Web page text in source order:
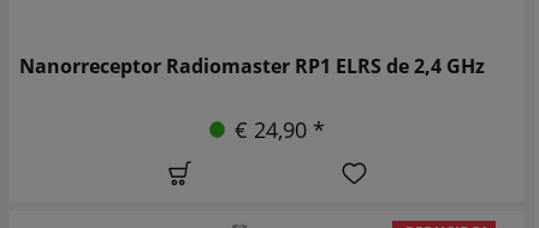
Nanorreceptor Radiomaster RP1 ELRS de 2,4 GHz
€ 24,90 *